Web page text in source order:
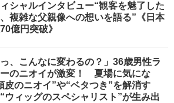
シャルインタビュー“観客を魅了した
複雑な父親像への想いを語る”《日本
億円突破》
っ、こんなに変わるの？」36歳男性ラ
のニオイが激変！ 夏場に気にな
皮のニオイ”や“ベタつき”を解消す
ウィッグのスペシャリスト”が生み出